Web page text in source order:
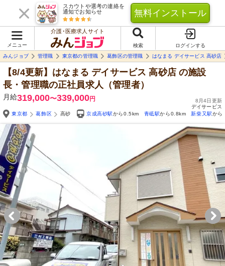
スカウトや選考の連絡を
通知でお知らせ
無料インストール
メニュー
介護･医療求人サイト
検索
ログインする
みんジョブ
管理職 東京都の管理職 葛飾区の管理職 はなまる デイサービス 高砂店
【8/4更新】はなまる デイサービス 高砂店の施設
長・管理職の正社員求人（管理者）
月給319,000〜339,000円
8月4日更新
デイサービス
東京都
葛飾区 高砂 京成高砂駅から0.5km 青砥駅から0.8km 新柴又駅から